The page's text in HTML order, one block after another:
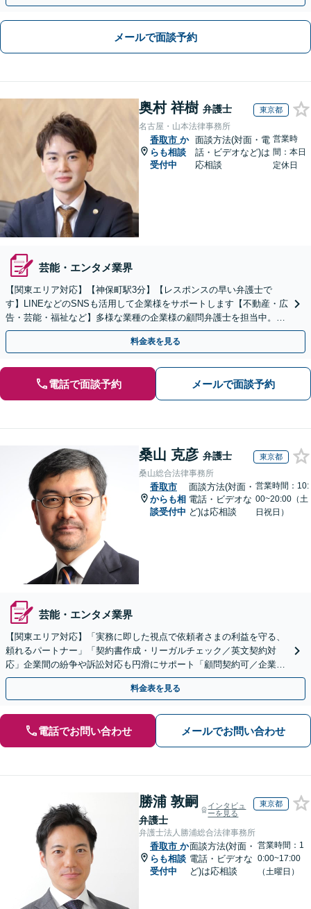
メールで面談予約
奥村 祥樹 弁護士 東京都
名古屋・山本法律事務所
香取市 か
らも相談
受付中
面談方法(対面・電
話・ビデオなど)は
応相談
営業時
間：本日
定休日
芸能・エンタメ業界
【関東エリア対応】【神保町駅3分】【レスポンスの早い弁護士で
す】LINEなどのSNSも活用して企業様をサポートします【不動産・広
告・芸能・福祉など】多様な業種の企業様の顧問弁護士を担当中。時
代に即した対応ができます【個人事業主様も相談可能】
料金表を見る
電話で面談予約 メールで面談予約
桑山 克彦 弁護士 東京都
桑山総合法律事務所
香取市
からも相
談受付中
面談方法(対面・
電話・ビデオな
ど)は応相談
営業時間：10:
00~20:00（土
日祝日）
芸能・エンタメ業界
【関東エリア対応】「実務に即した視点で依頼者さまの利益を守る、
頼れるパートナー」「契約書作成・リーガルチェック／英文契約対
応」企業間の紛争や訴訟対応も円滑にサポート「顧問契約可／企業規
模や業種に応じて柔軟にカスタマイズ」【休日・夜間相談可】
料金表を見る
電話でお問い合わせ メールでお問い合わせ
勝浦 敦嗣
弁護士
インタビュ
ーを見る
東京都
弁護士法人勝浦総合法律事務所
香取市 か
らも相談
受付中
面談方法(対面・
電話・ビデオな
ど)は応相談
営業時間：1
0:00~17:00
（土曜日）